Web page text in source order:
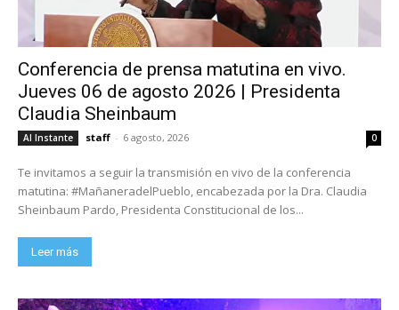
Conferencia de prensa matutina en vivo.
Jueves 06 de agosto 2026 | Presidenta
Claudia Sheinbaum
Al Instante staff - 6 agosto, 2026 0
Te invitamos a seguir la transmisión en vivo de la conferencia
matutina: #MañaneradelPueblo, encabezada por la Dra. Claudia
Sheinbaum Pardo, Presidenta Constitucional de los...
Leer más